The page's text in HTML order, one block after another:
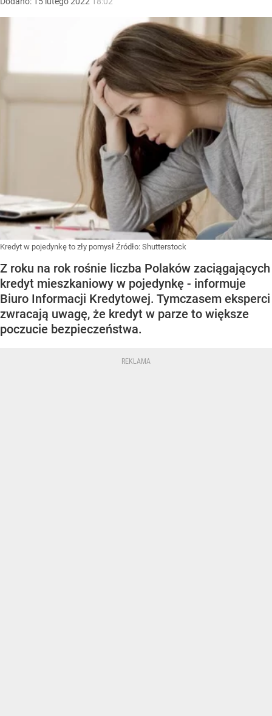
Kredyt w pojedynkę to zły pomysł Źródło: Shutterstock
Z roku na rok rośnie liczba Polaków zaciągających
kredyt mieszkaniowy w pojedynkę - informuje
Biuro Informacji Kredytowej. Tymczasem eksperci
zwracają uwagę, że kredyt w parze to większe
poczucie bezpieczeństwa.